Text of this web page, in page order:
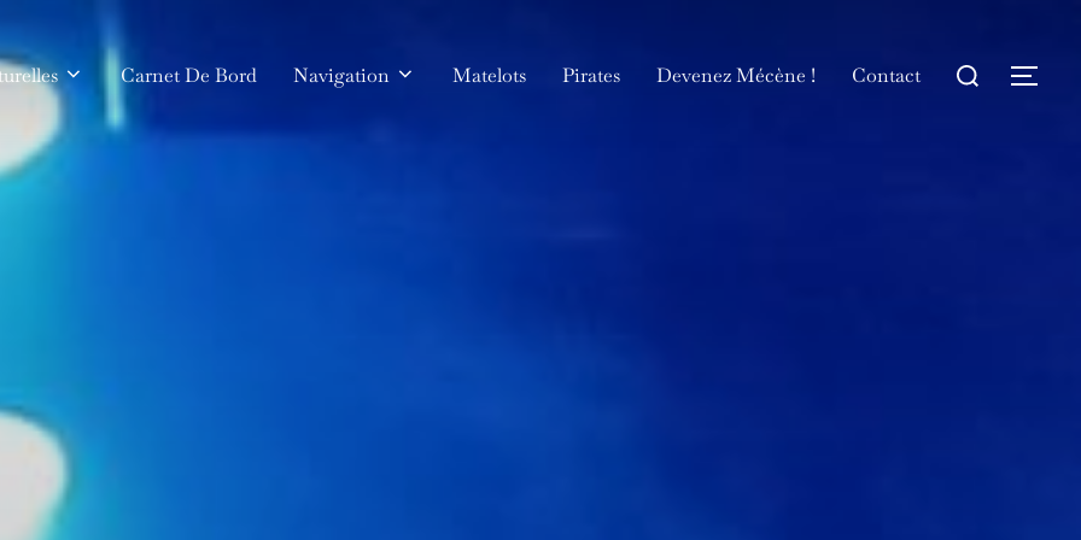
Carnet De Bord Navigation Matelots Pirates Devenez Mécène ! Contact
Rechercher :